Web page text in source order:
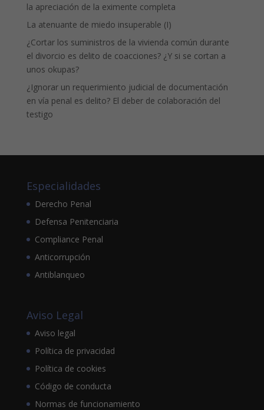
la apreciación de la eximente completa
La atenuante de miedo insuperable (I)
¿Cortar los suministros de la vivienda común durante
el divorcio es delito de coacciones? ¿Y si se cortan a
unos okupas?
¿Ignorar un requerimiento judicial de documentación
en vía penal es delito? El deber de colaboración del
testigo
Especialidades
Derecho Penal
Defensa Penitenciaria
Compliance Penal
Anticorrupción
Antiblanqueo
Aviso Legal
Aviso legal
Política de privacidad
Política de cookies
Código de conducta
Normas de funcionamiento